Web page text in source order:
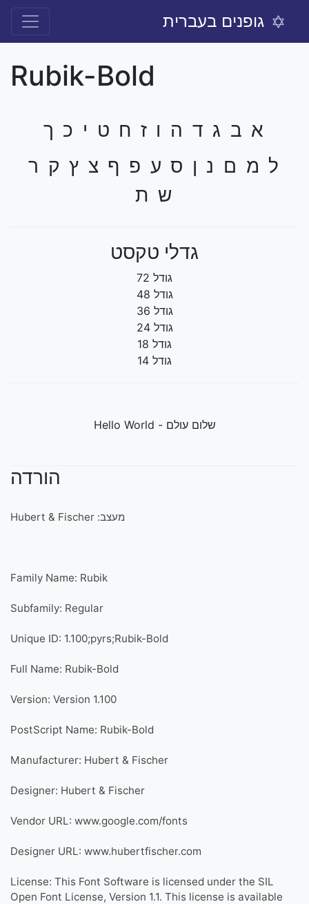
גופנים בעברית
Rubik-Bold
א ב ג ד ה ו ז ח ט י כ ך
ל מ ם נ ן ס ע פ ף צ ץ ק ר
ש ת
גדלי טקסט
גודל 72
גודל 48
גודל 36
גודל 24
גודל 18
גודל 14
שלום עולם - Hello World
הורדה
מעצב: Hubert & Fischer
Family Name: Rubik
Subfamily: Regular
Unique ID: 1.100;pyrs;Rubik-Bold
Full Name: Rubik-Bold
Version: Version 1.100
PostScript Name: Rubik-Bold
Manufacturer: Hubert & Fischer
Designer: Hubert & Fischer
Vendor URL: www.google.com/fonts
Designer URL: www.hubertfischer.com
License: This Font Software is licensed under the SIL
Open Font License, Version 1.1. This license is available